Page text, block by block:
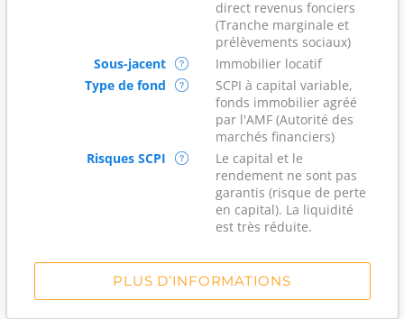
direct revenus fonciers
(Tranche marginale et
prélèvements sociaux)
Sous-jacent
Immobilier locatif
Type de fond
SCPI à capital variable,
fonds immobilier agréé
par l'AMF (Autorité des
marchés financiers)
Risques SCPI
Le capital et le
rendement ne sont pas
garantis (risque de perte
en capital). La liquidité
est très réduite.
PLUS D’INFORMATIONS